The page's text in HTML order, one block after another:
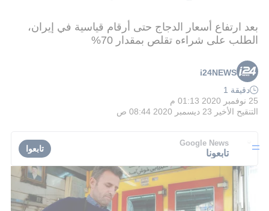
بعد ارتفاع أسعار الدجاج حتى أرقام قياسية في إيران،
الطلب على شراءه تقلص بمقدار 70%
i24NEWS
دقيقة 1
25 نوفمبر 2020 01:13 م
التنقيح الأخير 23 ديسمبر 2020 08:44 ص
Google News
تابعونا تابعوا